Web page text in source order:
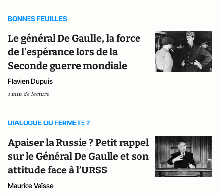
BONNES FEUILLES
Le général De Gaulle, la force
de l’espérance lors de la
Seconde guerre mondiale
Flavien Dupuis
1 min de lecture
DIALOGUE OU FERMETE ?
Apaiser la Russie ? Petit rappel
sur le Général De Gaulle et son
attitude face à l’URSS
Maurice Vaïsse